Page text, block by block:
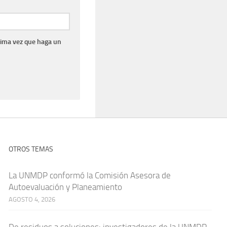
vez que haga un
OTROS TEMAS
La UNMDP conformó la Comisión Asesora de
Autoevaluación y Planeamiento
AGOSTO 4, 2026